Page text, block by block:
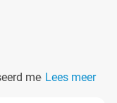
mee te nemen.
Lees meer